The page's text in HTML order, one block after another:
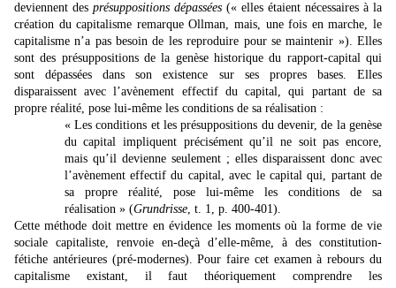
deviennent des présuppositions dépassées (« elles étaient nécessaires à la
création du capitalisme remarque Ollman, mais, une fois en marche, le
capitalisme n’a pas besoin de les reproduire pour se maintenir »). Elles
sont des présuppositions de la genèse historique du rapport-capital qui
sont dépassées dans son existence sur ses propres bases. Elles
disparaissent avec l’avènement effectif du capital, qui partant de sa
propre réalité, pose lui-même les conditions de sa réalisation :
« Les conditions et les présuppositions du devenir, de la genèse
du capital impliquent précisément qu’il ne soit pas encore,
mais qu’il devienne seulement ; elles disparaissent donc avec
l’avènement effectif du capital, avec le capital qui, partant de
sa propre réalité, pose lui-même les conditions de sa
réalisation » (Grundrisse, t. 1, p. 400-401).
Cette méthode doit mettre en évidence les moments où la forme de vie
sociale capitaliste, renvoie en-deçà d’elle-même, à des constitution-
fétiche antérieures (pré-modernes). Pour faire cet examen à rebours du
capitalisme existant, il faut théoriquement comprendre les